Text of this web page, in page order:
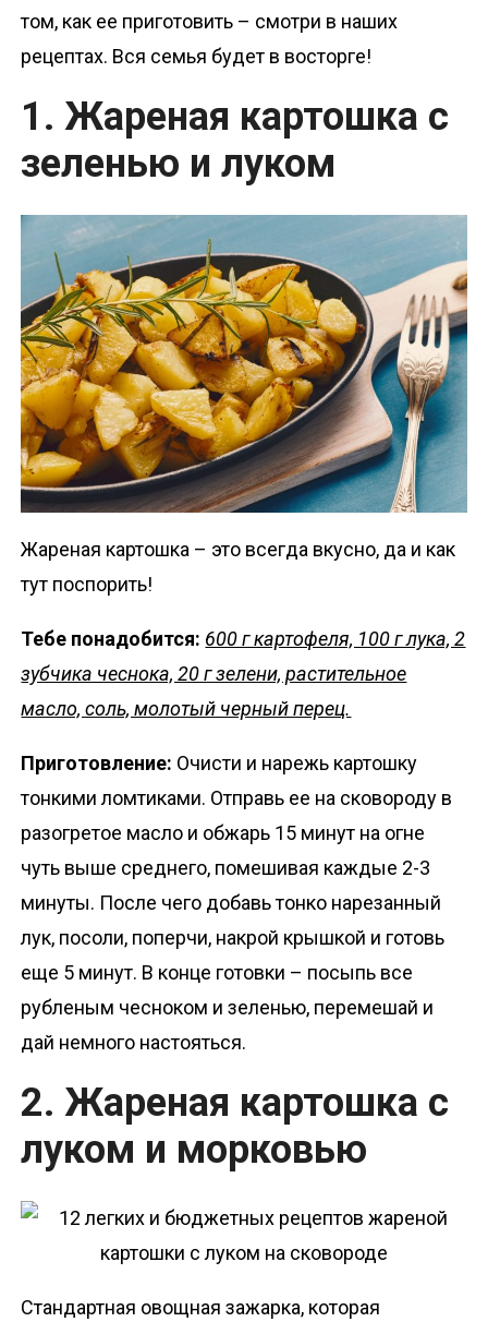
том, как ее приготовить – смотри в наших
рецептах. Вся семья будет в восторге!
1. Жареная картошка с
зеленью и луком
Жареная картошка – это всегда вкусно, да и как
тут поспорить!
Тебе понадобится: 600 г картофеля, 100 г лука, 2
зубчика чеснока, 20 г зелени, растительное
масло, соль, молотый черный перец.
Приготовление: Очисти и нарежь картошку
тонкими ломтиками. Отправь ее на сковороду в
разогретое масло и обжарь 15 минут на огне
чуть выше среднего, помешивая каждые 2-3
минуты. После чего добавь тонко нарезанный
лук, посоли, поперчи, накрой крышкой и готовь
еще 5 минут. В конце готовки – посыпь все
рубленым чесноком и зеленью, перемешай и
дай немного настояться.
2. Жареная картошка с
луком и морковью
Стандартная овощная зажарка, которая